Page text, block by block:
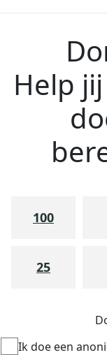
Help
100
25
Ik doe een